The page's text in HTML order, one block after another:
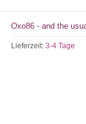
Oxo86 - and the
Lieferzeit:3-4 Tage